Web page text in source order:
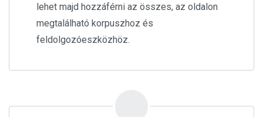
lehet majd hozzáférni az összes, az oldalon
megtalálható korpuszhoz és
feldolgozóeszközhöz.